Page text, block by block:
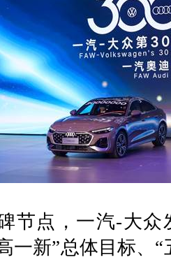
节点，一汽-大众
一新”总体目标、